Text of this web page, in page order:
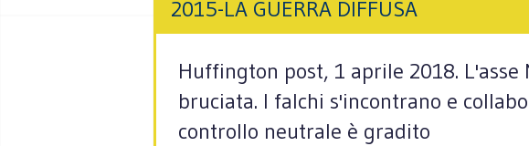
2015-LA GUERRA DIFFUSA
Huffington post, 1 aprile 2018.
bruciata. I falchi s'incontrano e
controllo neutrale è gradito